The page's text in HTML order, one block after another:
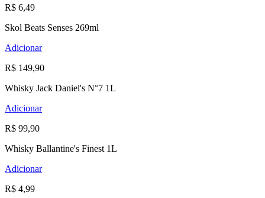
R$ 6,49
Skol Beats Senses 269ml
Adicionar
R$ 149,90
Whisky Jack Daniel's N°7 1L
Adicionar
R$ 99,90
Whisky Ballantine's Finest 1L
Adicionar
R$ 4,99